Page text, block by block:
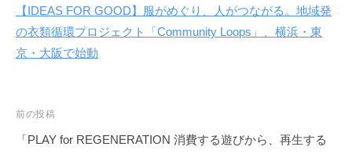
【IDEAS FOR GOOD】服がめぐり、人がつながる。地域発
の衣類循環プロジェクト「Community Loops」、横浜・東
京・大阪で始動
投
稿
前の投稿
「PLAY for REGENERATION 消費する遊びから、再生する